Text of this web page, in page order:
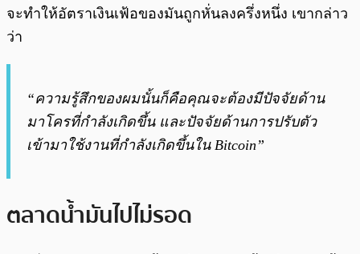
จะทำให้อัตราเงินเฟ้อของมันถูกหั่นลงครึ่งหนึ่ง เขากล่าว
ว่า
“ความรู้สึกของผมนั้นก็คือคุณจะต้องมีปัจจัยด้าน
มาโครที่กำลังเกิดขึ้น และปัจจัยด้านการปรับตัว
เข้ามาใช้งานที่กำลังเกิดขึ้นใน Bitcoin”
ตลาดน้ำมันไปไม่รอด